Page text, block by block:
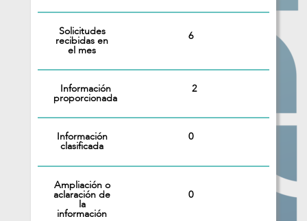
Solicitudes
recibidas en
el mes
6
Información
proporcionada
2
Información
clasificada
0
Ampliación o
aclaración de
la
información
0